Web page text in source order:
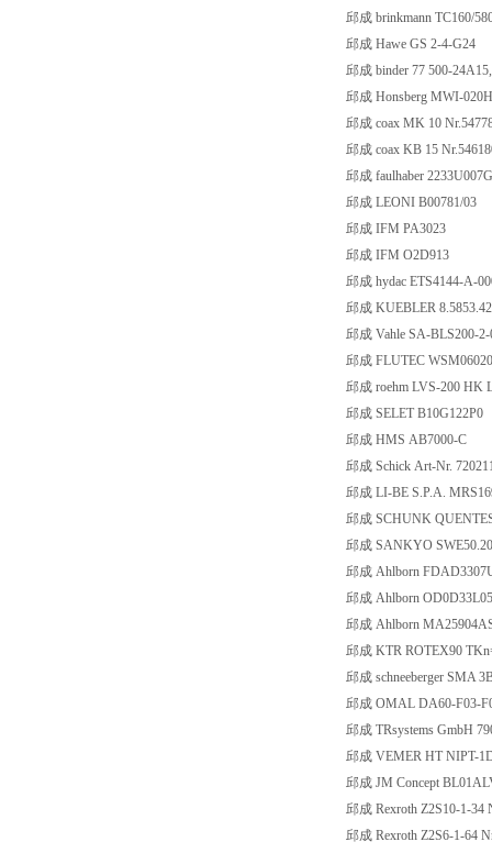
邱成 brinkmann TC160/
邱成 Hawe GS 2-4-G24
邱成 binder 77 500-
邱成 Honsberg MWI-
邱成 coax MK 10
邱成 coax KB 15
邱成 faulhaber
邱成 LEONI B00781/03
邱成 IFM PA3023
邱成 IFM O2D913
邱成 hydac ETS4144-A-
邱成 KUEBLER
邱成 Vahle SA-BLS200-2-
邱成 FLUTEC
邱成 roehm LVS-200 HK
邱成 SELET B10G122P0
邱成 HMS AB7000-C
邱成 Schick Art-Nr.
邱成 LI-BE S.P.A.
邱成 SCHUNK
邱成 SANKYO
邱成 Ahlborn
邱成 Ahlborn OD0D33L05
邱成 Ahlborn
邱成 KTR ROTEX90
邱成 schneeberger SMA
邱成 OMAL DA60-F03-
邱成 TRsystems GmbH
邱成 VEMER HT NIPT-
邱成 JM Concept
邱成 Rexroth Z2S10-1-34
邱成 Rexroth Z2S6-1-64